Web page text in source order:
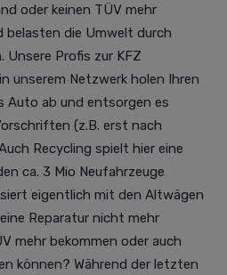
oder keinen TÜV mehr
belasten die Umwelt durch
Profis zur KFZ
Netzwerk holen Ihren
Auto ab und entsorgen es
(z.B. erst nach
Recycling spielt hier eine
ca. 3 Mio Neufahrzeuge
eigentlich mit den Altwägen
Reparatur nicht mehr
mehr bekommen oder auch
können? Während der letzten